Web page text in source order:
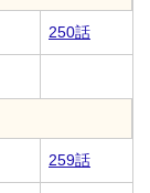
250話
259話